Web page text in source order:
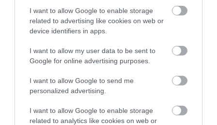
I want to allow Google to enable storage
related to advertising like cookies on web or
device identifiers in apps.
I want to allow my user data to be sent to
Google for online advertising purposes.
I want to allow Google to send me
personalized advertising.
I want to allow Google to enable storage
related to analytics like cookies on web or
forog, az idő halad, így valahol mindig
korábban, máshol később köszönt be az
újév. A valóságban azonban az időpontot
nem kizárólag a Föld mozgása határozza
politikai és gazdasági szempont…
2025. DECEMBER 30. ● HAMU ÉS GYÉMÁNT
Melyik országban ünneplik
először és utoljára az újévet?
A…
HAMU ÉS GYÉMÁNT